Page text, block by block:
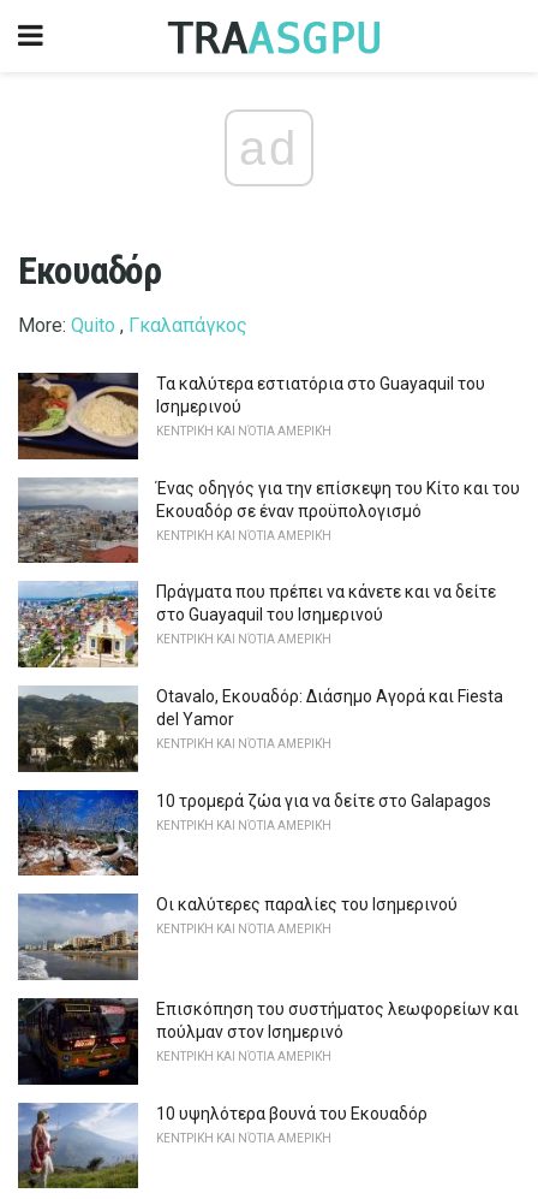
ad
Εκουαδόρ
More: Quito , Γκαλαπάγκος
Τα καλύτερα εστιατόρια στο Guayaquil του
Ισημερινού
ΚΕΝΤΡΙΚΉ ΚΑΙ ΝΌΤΙΑ ΑΜΕΡΙΚΉ
Ένας οδηγός για την επίσκεψη του Κίτο και του
Εκουαδόρ σε έναν προϋπολογισμό
ΚΕΝΤΡΙΚΉ ΚΑΙ ΝΌΤΙΑ ΑΜΕΡΙΚΉ
Πράγματα που πρέπει να κάνετε και να δείτε
στο Guayaquil του Ισημερινού
ΚΕΝΤΡΙΚΉ ΚΑΙ ΝΌΤΙΑ ΑΜΕΡΙΚΉ
Otavalo, Εκουαδόρ: Διάσημο Αγορά και Fiesta
del Yamor
ΚΕΝΤΡΙΚΉ ΚΑΙ ΝΌΤΙΑ ΑΜΕΡΙΚΉ
10 τρομερά ζώα για να δείτε στο Galapagos
ΚΕΝΤΡΙΚΉ ΚΑΙ ΝΌΤΙΑ ΑΜΕΡΙΚΉ
Οι καλύτερες παραλίες του Ισημερινού
ΚΕΝΤΡΙΚΉ ΚΑΙ ΝΌΤΙΑ ΑΜΕΡΙΚΉ
Επισκόπηση του συστήματος λεωφορείων και
πούλμαν στον Ισημερινό
ΚΕΝΤΡΙΚΉ ΚΑΙ ΝΌΤΙΑ ΑΜΕΡΙΚΉ
10 υψηλότερα βουνά του Εκουαδόρ
ΚΕΝΤΡΙΚΉ ΚΑΙ ΝΌΤΙΑ ΑΜΕΡΙΚΉ